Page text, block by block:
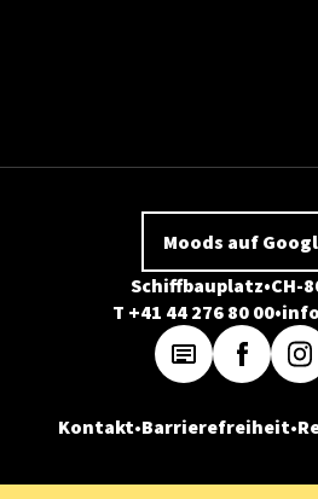
Moods auf
Schiffbauplatz CH-
T +41 44 276 80 00
Kontakt Barrierefreiheit